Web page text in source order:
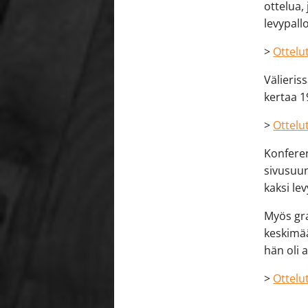
ottelua,
>
kertaa
>
kaksi
Myös
hän oli
>